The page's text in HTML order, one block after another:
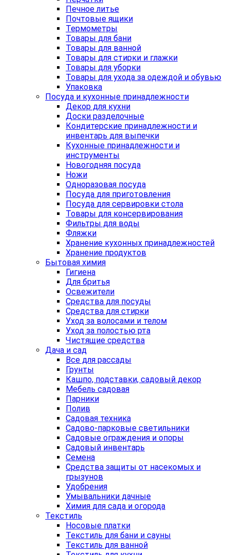
Печное литье
Почтовые ящики
Термометры
Товары для бани
Товары для ванной
Товары для стирки и глажки
Товары для уборки
Товары для ухода за одеждой и обувью
Упаковка
Посуда и кухонные принадлежности
Декор для кухни
Доски разделочные
Кондитерские принадлежности и
инвентарь для выпечки
Кухонные принадлежности и
инструменты
Новогодняя посуда
Ножи
Одноразовая посуда
Посуда для приготовления
Посуда для сервировки стола
Товары для консервирования
Фильтры для воды
Фляжки
Хранение кухонных принадлежностей
Хранение продуктов
Бытовая химия
Гигиена
Для бритья
Освежители
Средства для посуды
Средства для стирки
Уход за волосами и телом
Уход за полостью рта
Чистящие средства
Дача и сад
Все для рассады
Грунты
Кашпо, подставки, садовый декор
Мебель садовая
Парники
Полив
Садовая техника
Садово-парковые светильники
Садовые ограждения и опоры
Садовый инвентарь
Семена
Средства защиты от насекомых и
грызунов
Удобрения
Умывальники дачные
Химия для сада и огорода
Текстиль
Носовые платки
Текстиль для бани и сауны
Текстиль для ванной